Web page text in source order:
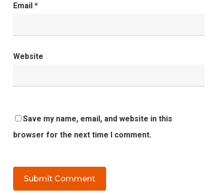
Email *
Website
Save my name, email, and website in this
browser for the next time I comment.